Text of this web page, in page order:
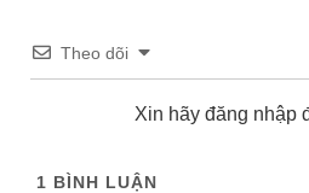
Theo dõi
Xin hãy đăng nhập
1 BÌNH LUẬN